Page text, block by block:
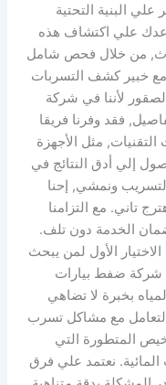
البنية التحتية
علي اكتشاف هذه
من خلال فحص شامل
خبير كشف التسربات
لأننا في شركة
فقد وفرنا فريقا
مثل الأجهزة
إلي أدق النتائج في
ونمشي, إحنا
تاني. مع التزامنا
الخدمة دون تلف.
الأول لمن يبحث
شركة ضفط بيارات
بخبرة لا تضاهي
التعامل مع مشاكل تسرب
المتطورة التي
نعتمد علي فرق